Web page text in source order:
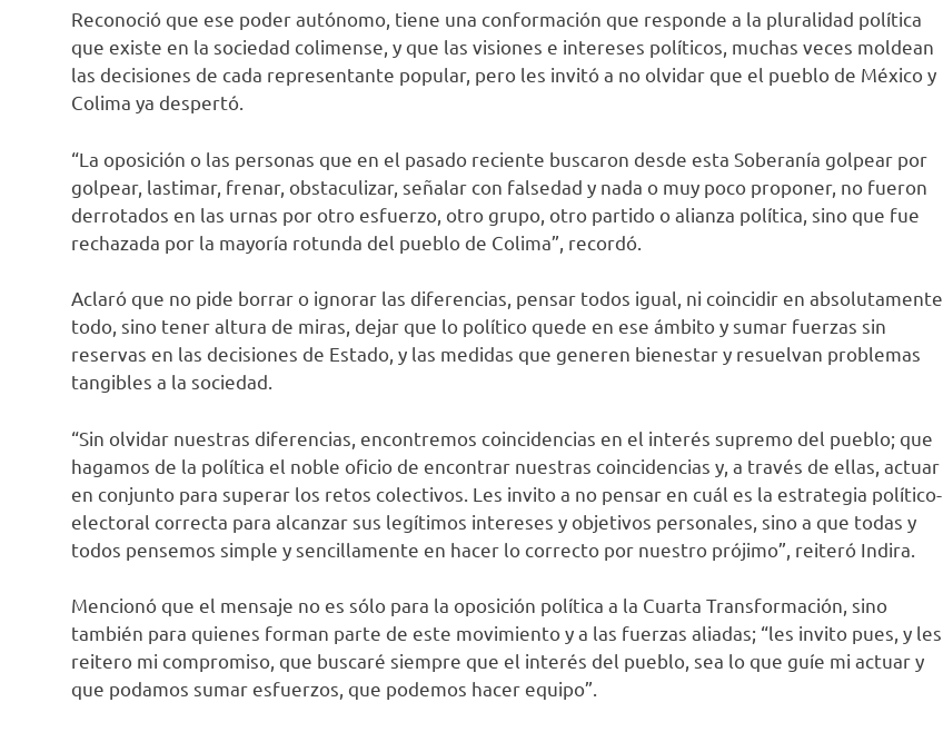
Reconoció que ese poder autónomo, tiene una conformación que responde a la pluralidad política
que existe en la sociedad colimense, y que las visiones e intereses políticos, muchas veces moldean
las decisiones de cada representante popular, pero les invitó a no olvidar que el pueblo de México y
Colima ya despertó.
“La oposición o las personas que en el pasado reciente buscaron desde esta Soberanía golpear por
golpear, lastimar, frenar, obstaculizar, señalar con falsedad y nada o muy poco proponer, no fueron
derrotados en las urnas por otro esfuerzo, otro grupo, otro partido o alianza política, sino que fue
rechazada por la mayoría rotunda del pueblo de Colima”, recordó.
Aclaró que no pide borrar o ignorar las diferencias, pensar todos igual, ni coincidir en absolutamente
todo, sino tener altura de miras, dejar que lo político quede en ese ámbito y sumar fuerzas sin
reservas en las decisiones de Estado, y las medidas que generen bienestar y resuelvan problemas
tangibles a la sociedad.
“Sin olvidar nuestras diferencias, encontremos coincidencias en el interés supremo del pueblo; que
hagamos de la política el noble oficio de encontrar nuestras coincidencias y, a través de ellas, actuar
en conjunto para superar los retos colectivos. Les invito a no pensar en cuál es la estrategia político-
electoral correcta para alcanzar sus legítimos intereses y objetivos personales, sino a que todas y
todos pensemos simple y sencillamente en hacer lo correcto por nuestro prójimo”, reiteró Indira.
Mencionó que el mensaje no es sólo para la oposición política a la Cuarta Transformación, sino
también para quienes forman parte de este movimiento y a las fuerzas aliadas; “les invito pues, y les
reitero mi compromiso, que buscaré siempre que el interés del pueblo, sea lo que guíe mi actuar y
que podamos sumar esfuerzos, que podemos hacer equipo”.